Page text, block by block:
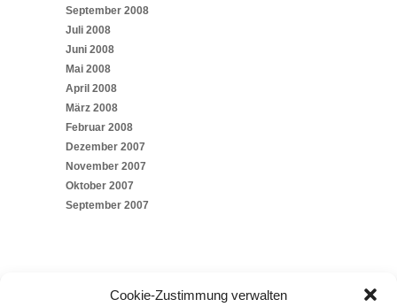
Cookie-Zustimmung verwalten
September 2008
Juli 2008
Juni 2008
Mai 2008
April 2008
März 2008
Februar 2008
Dezember 2007
November 2007
Oktober 2007
September 2007